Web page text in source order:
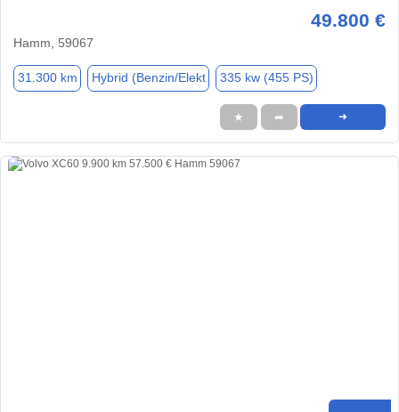
49.800 €
Hamm, 59067
31.300 km Hybrid (Benzin/Elekt 335 kw (455 PS)
★ ➦ ➜